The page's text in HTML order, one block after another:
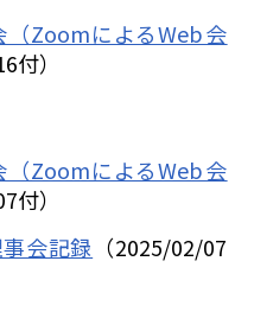
ZoomによるWeb会
付）
ZoomによるWeb会
付）
会記録 （2025/02/07